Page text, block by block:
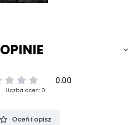
OPINIE
0.00
Liczba ocen: 0
Oceń i opisz